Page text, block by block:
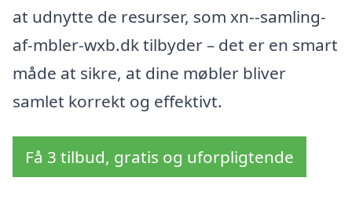
at udnytte de resurser, som xn--samling-
af-mbler-wxb.dk tilbyder – det er en smart
måde at sikre, at dine møbler bliver
samlet korrekt og effektivt.
Få 3 tilbud, gratis og uforpligtende